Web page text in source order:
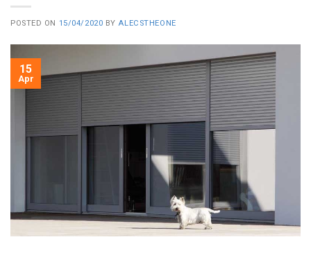
POSTED ON 15/04/2020 BYALECSTHEONE
15
Apr